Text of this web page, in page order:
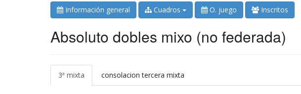
Información general Cuadros O. juego Inscritos
Absoluto dobles mixo (no federada)
3ª mixta consolacion tercera mixta